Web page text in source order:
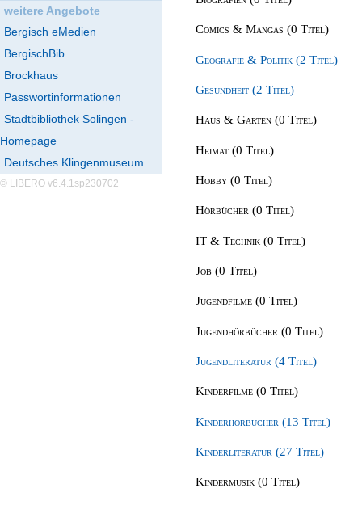
weitere Angebote
Bergisch eMedien
BergischBib
Brockhaus
Passwortinformationen
Stadtbibliothek Solingen -
Homepage
Deutsches Klingenmuseum
© LIBERO v6.4.1sp230702
Comics & Mangas (0 Titel)
Geografie & Politik (2 Titel)
Gesundheit (2 Titel)
Haus & Garten (0 Titel)
Heimat (0 Titel)
Hobby (0 Titel)
Hörbücher (0 Titel)
IT & Technik (0 Titel)
Job (0 Titel)
Jugendfilme (0 Titel)
Jugendhörbücher (0 Titel)
Jugendliteratur (4 Titel)
Kinderfilme (0 Titel)
Kinderhörbücher (13 Titel)
Kinderliteratur (27 Titel)
Kindermusik (0 Titel)